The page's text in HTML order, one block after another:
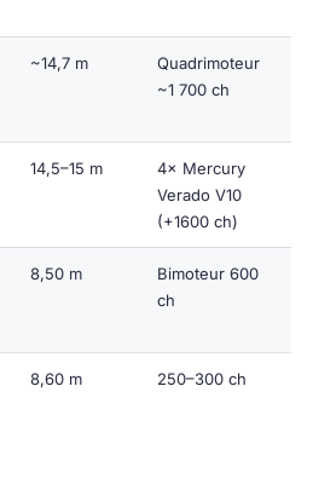
~14,7 m
Quadrimoteur
~1 700 ch
14,5–15 m
4× Mercury
Verado V10
(+1600 ch)
8,50 m
Bimoteur 600
ch
8,60 m 250–300 ch